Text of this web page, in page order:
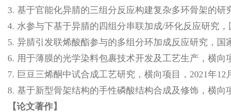
3. 基于官能化异腈的三组分反应构建复杂多环骨架的
4. 水参与下基于异腈的四组分串联加成/环化反应研究
5. 异腈引发联烯酸酯参与的多组分环加成反应研究，国
6. 用于薄膜的光学染料包裹技术开发及工艺生产，横向
7. 巨豆三烯酮中试合成工艺研究，横向项目，2021年12
8. 基于新型骨架结构的手性磷酸结构合成及修饰，横向
【论文著作】